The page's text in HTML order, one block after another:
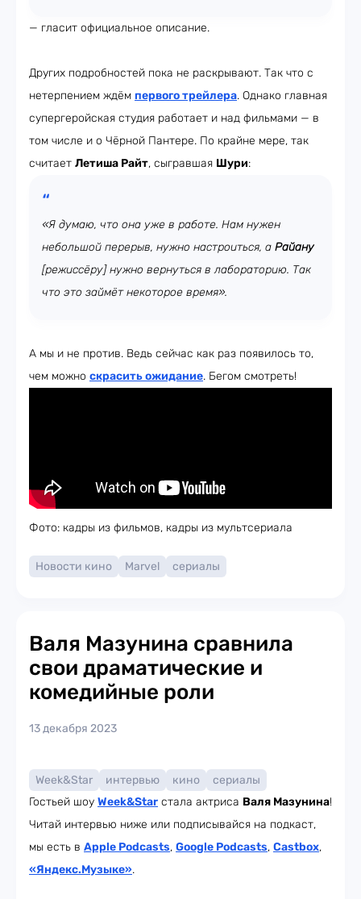
— гласит официальное описание.
Других подробностей пока не раскрывают. Так что с
нетерпением ждём первого трейлера. Однако главная
супергеройская студия работает и над фильмами — в
том числе и о Чёрной Пантере. По крайне мере, так
считает Летиша Райт, сыгравшая Шури:
«Я думаю, что она уже в работе. Нам нужен
небольшой перерыв, нужно настроиться, а Райану
[режиссёру] нужно вернуться в лабораторию. Так
что это займёт некоторое время».
А мы и не против. Ведь сейчас как раз появилось то,
чем можно скрасить ожидание. Бегом смотреть!
Фото: кадры из фильмов, кадры из мультсериала
Новости кино Marvel сериалы
Валя Мазунина сравнила
свои драматические и
комедийные роли
13 декабря 2023
Week&Star интервью кино
сериалы
Гостьей шоу Week&Star стала актриса Валя Мазунина!
Читай интервью ниже или подписывайся на подкаст,
мы есть в Apple Podcasts, Google Podcasts, Castbox,
«Яндекс.Музыке».